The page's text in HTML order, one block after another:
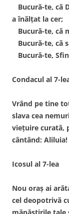
Bucură-te, că
a înălţat la cer;
Bucură-te, că
Bucură-te, că
Bucură-te,
Condacul al 7-
Vrând pe tine
slava cea
vieţuire curată,
cântând: Aliluia!
Icosul al 7-lea
Nou oraş ai
cel deopotrivă